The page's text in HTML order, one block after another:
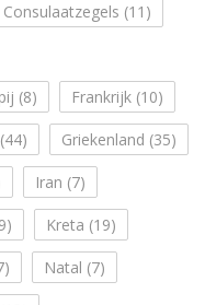
Consulaatzegels (11)
(8) Frankrijk(10)
(44) Griekenland (35)
Iran (7)
Kreta (19)
Natal (7)